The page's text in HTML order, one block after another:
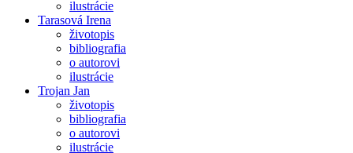
ilustrácie
Tarasová Irena
životopis
bibliografia
o autorovi
ilustrácie
Trojan Jan
životopis
bibliografia
o autorovi
ilustrácie